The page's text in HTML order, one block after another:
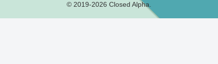
© 2019-2026 Closed Alpha.